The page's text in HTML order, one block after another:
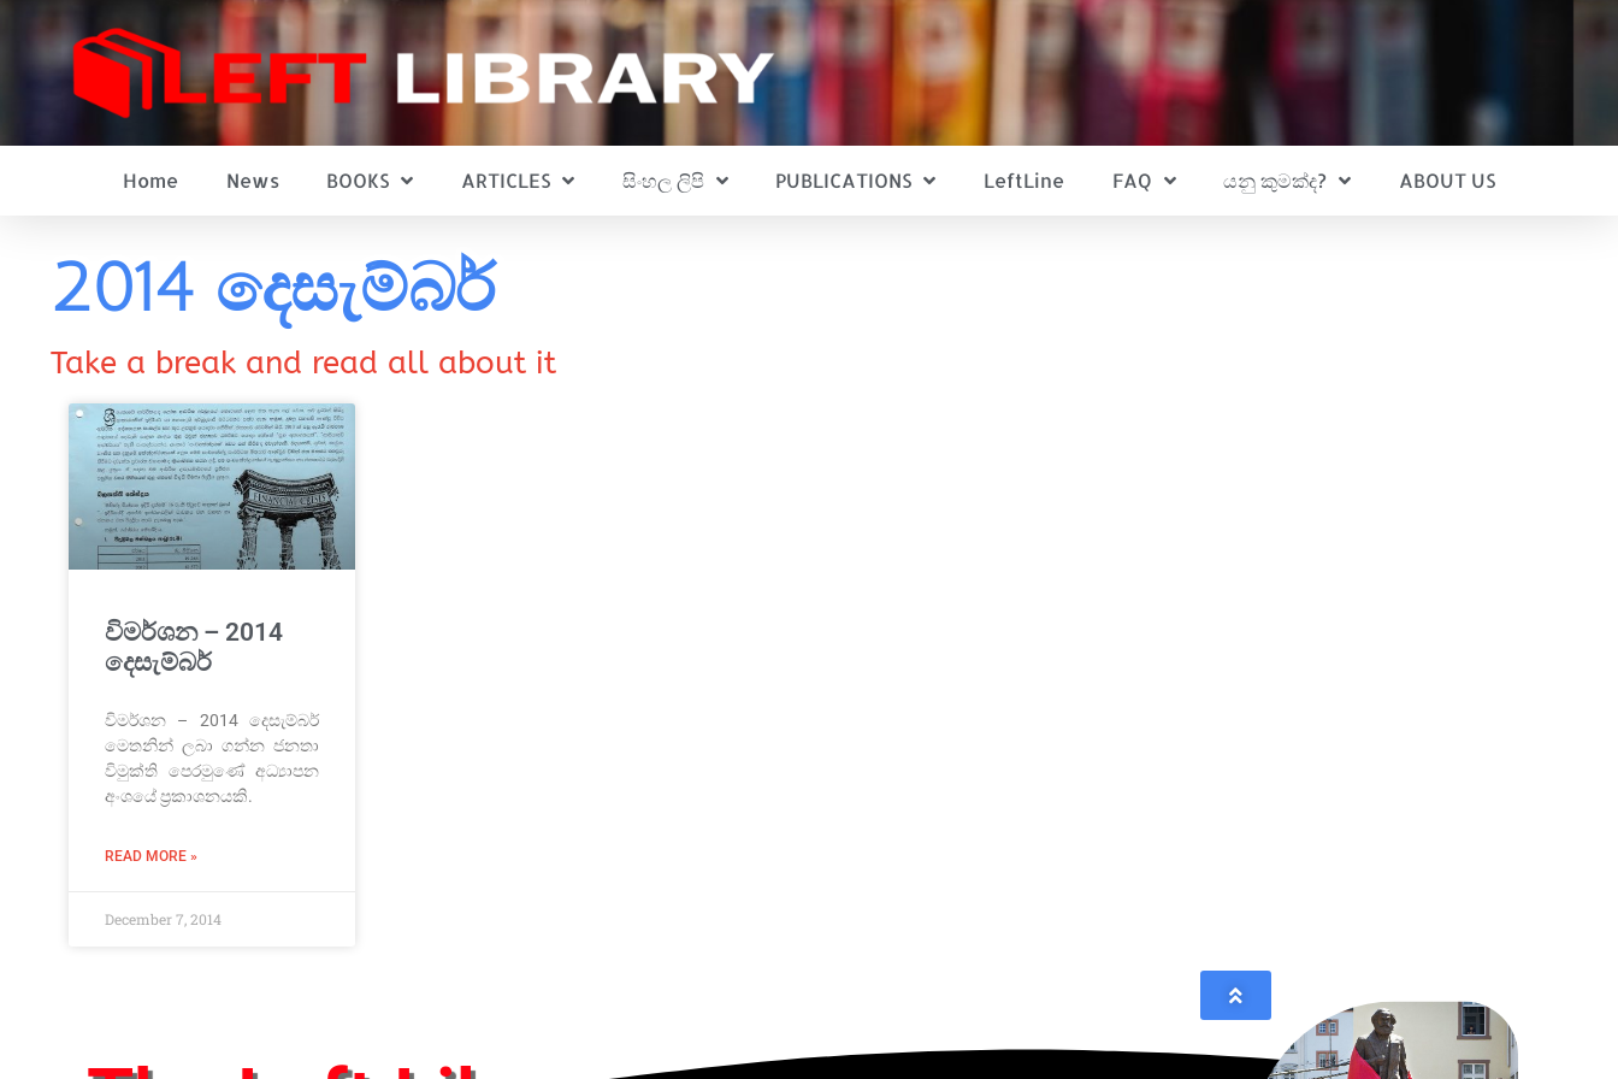
Home News BOOKS ARTICLES සිංහල ලිපි PUBLICATIONS LeftLine FAQ යනු කුමක්ද? ABOUT US
2014 දෙසැම්බර්
Take a break and read all about it
විමර්ශන – 2014
දෙසැම්බර්
විමර්ශන – 2014 දෙසැම්බර්
මෙතනින් ලබා ගන්න ජනතා
විමුක්ති පෙරමුණේ අධ්‍යාපන
අංශයේ ප්‍රකාශනයකි.
READ MORE »
December 7, 2014